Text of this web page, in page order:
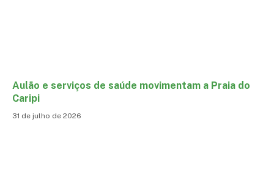
Aulão e serviços de saúde movimentam a Praia do
Caripi
31 de julho de 2026